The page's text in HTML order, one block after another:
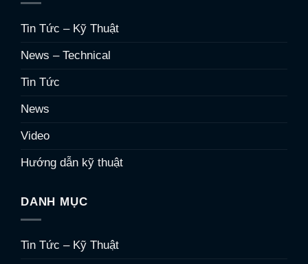
Tin Tức – Kỹ Thuật
News – Technical
Tin Tức
News
Video
Hướng dẫn kỹ thuật
DANH MỤC
Tin Tức – Kỹ Thuật